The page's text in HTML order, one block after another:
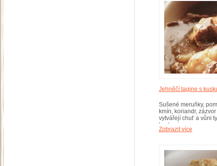
Jehněčí tagine s
Sušené meruňky,
kmín, koriandr,
vytvářejí chuť a vůni
kuchyni.
Zobrazit více